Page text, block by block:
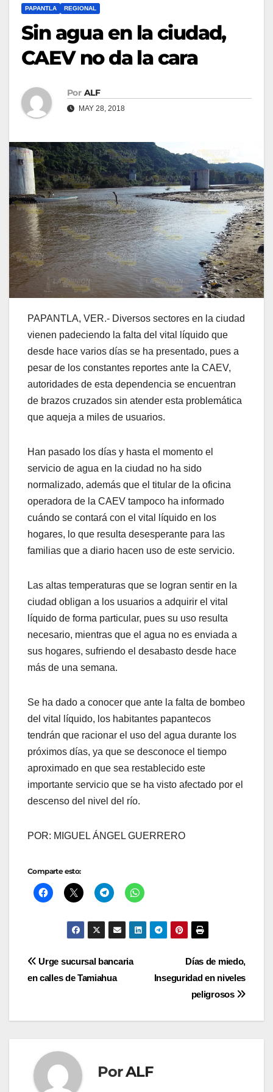
PAPANTLA REGIONAL
Sin agua en la ciudad,
CAEV no da la cara
Por ALF
MAY 28, 2018
PAPANTLA, VER.- Diversos sectores en la ciudad
vienen padeciendo la falta del vital líquido que
desde hace varios días se ha presentado, pues a
pesar de los constantes reportes ante la CAEV,
autoridades de esta dependencia se encuentran
de brazos cruzados sin atender esta problemática
que aqueja a miles de usuarios.
Han pasado los días y hasta el momento el
servicio de agua en la ciudad no ha sido
normalizado, además que el titular de la oficina
operadora de la CAEV tampoco ha informado
cuándo se contará con el vital líquido en los
hogares, lo que resulta desesperante para las
familias que a diario hacen uso de este servicio.
Las altas temperaturas que se logran sentir en la
ciudad obligan a los usuarios a adquirir el vital
líquido de forma particular, pues su uso resulta
necesario, mientras que el agua no es enviada a
sus hogares, sufriendo el desabasto desde hace
más de una semana.
Se ha dado a conocer que ante la falta de bombeo
del vital líquido, los habitantes papantecos
tendrán que racionar el uso del agua durante los
próximos días, ya que se desconoce el tiempo
aproximado en que sea restablecido este
importante servicio que se ha visto afectado por el
descenso del nivel del río.
POR: MIGUEL ÁNGEL GUERRERO
Comparte esto:
Navegación
entradas
Días de miedo,
Inseguridad en niveles
peligrosos
Urge sucursal bancaria
en calles de Tamiahua
PorALF